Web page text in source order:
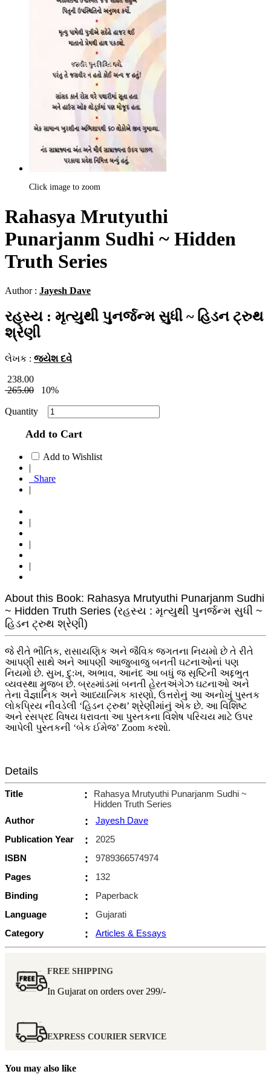
Click image to zoom
Rahasya Mrutyuthi
Punarjanm Sudhi ~ Hidden
Truth Series
Author : Jayesh Dave
રહસ્ય : મૃત્યુથી પુનર્જન્મ સુધી ~ હિડન ટ્રુથ
શ્રેણી
લેખક : જયેશ દવે
238.00
265.00
10%
Quantity
Add to Cart
Add to Wishlist
|
Share
|
|
|
|
About this Book: Rahasya Mrutyuthi Punarjanm Sudhi
~ Hidden Truth Series (રહસ્ય : મૃત્યુથી પુનર્જન્મ સુધી ~
હિડન ટ્રુથ શ્રેણી)
જે રીતે ભૌતિક, રાસાયણિક અને જૈવિક જગતના નિયમો છે તે રીતે
આપણી સાથે અને આપણી આજુબાજુ બનતી ઘટનાઓનાં પણ
નિયમો છે. સુખ, દુ:ખ, અભાવ, આનંદ આ બધું જ સૃષ્ટિની અદ્દભુત
વ્યવસ્થા મુજબ છે. બ્રહ્માંડમાં બનતી હેરતઅંગેઝ ઘટનાઓ અને
તેના વૈજ્ઞાનિક અને આધ્યાત્મિક કારણો, ઉત્તરોનું આ અનોખું પુસ્તક
લોકપ્રિય નીવડેલી ‘હિડન ટ્રુથ’ શ્રેણીમાંનું એક છે. આ વિશિષ્ટ
અને રસપ્રદ વિષય ધરાવતા આ પુસ્તકના વિશેષ પરિચય માટે ઉપર
આપેલી પુસ્તકની ‘બેક ઈમેજ’ Zoom કરશો.
Details
Title :
Rahasya Mrutyuthi Punarjanm Sudhi ~
Hidden Truth Series
Author
:
Jayesh Dave
Publication Year
:
2025
ISBN
:
9789366574974
Pages
:
132
Binding
:
Paperback
Language
:
Gujarati
Category
: Articles & Essays
FREE SHIPPING
In Gujarat on orders over 299/-
EXPRESS COURIER SERVICE
You may also like